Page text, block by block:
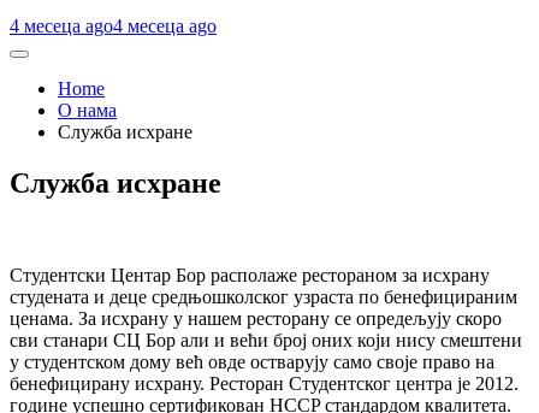
4 месеца ago4 месеца ago
Home
O нама
Служба исхране
Служба исхране
Студентски Центар Бор располаже рестораном за исхрану
студената и деце средњошколског узраста по бенефицираним
ценама. За исхрану у нашем ресторану се опредељују скоро
сви станари СЦ Бор али и већи број оних који нису смештени
у студентском дому већ овде остварују само своје право на
бенефицирану исхрану. Ресторан Студентског центра је 2012.
године успешно сертификован HCCP стандардом квалитета.